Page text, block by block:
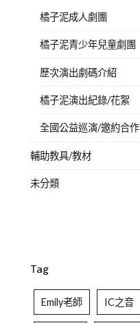
橘子泥成人劇團
橘子泥青少年兒童劇團
歷次演出劇碼介紹
橘子泥演出紀錄/花絮
全國公益巡演/邀約合作
輔助教具/教材
未分類
Tag
Emily老師 IC之音